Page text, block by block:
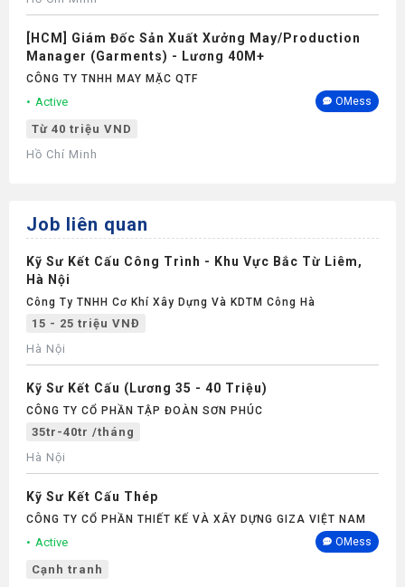
[HCM] Giám Đốc Sản Xuất Xưởng May/Production
Manager (Garments) - Lương 40M+
CÔNG TY TNHH MAY MẶC QTF
Active OMess
Từ 40 triệu VND
Hồ Chí Minh
Job liên quan
Kỹ Sư Kết Cấu Công Trình - Khu Vực Bắc Từ Liêm,
Hà Nội
Công Ty TNHH Cơ Khí Xây Dựng Và KDTM Công Hà
15 - 25 triệu VNĐ
Hà Nội
Kỹ Sư Kết Cấu (Lương 35 - 40 Triệu)
CÔNG TY CỔ PHẦN TẬP ĐOÀN SƠN PHÚC
35tr-40tr /tháng
Hà Nội
Kỹ Sư Kết Cấu Thép
CÔNG TY CỔ PHẦN THIẾT KẾ VÀ XÂY DỰNG GIZA VIỆT NAM
Active OMess
Cạnh tranh